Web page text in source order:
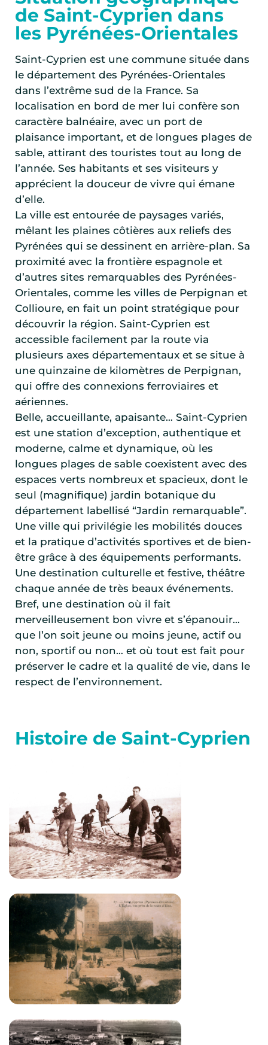
de Saint-Cyprien dans
les Pyrénées-Orientales
Saint-Cyprien est une commune située dans
le département des Pyrénées-Orientales
dans l’extrême sud de la France. Sa
localisation en bord de mer lui confère son
caractère balnéaire, avec un port de
plaisance important, et de longues plages de
sable, attirant des touristes tout au long de
l’année. Ses habitants et ses visiteurs y
apprécient la douceur de vivre qui émane
d’elle.
La ville est entourée de paysages variés,
mêlant les plaines côtières aux reliefs des
Pyrénées qui se dessinent en arrière-plan. Sa
proximité avec la frontière espagnole et
d’autres sites remarquables des Pyrénées-
Orientales, comme les villes de Perpignan et
Collioure, en fait un point stratégique pour
découvrir la région. Saint-Cyprien est
accessible facilement par la route via
plusieurs axes départementaux et se situe à
une quinzaine de kilomètres de Perpignan,
qui offre des connexions ferroviaires et
aériennes.
Belle, accueillante, apaisante… Saint-Cyprien
est une station d’exception, authentique et
moderne, calme et dynamique, où les
longues plages de sable coexistent avec des
espaces verts nombreux et spacieux, dont le
seul (magnifique) jardin botanique du
département labellisé “Jardin remarquable”.
Une ville qui privilégie les mobilités douces
et la pratique d’activités sportives et de bien-
être grâce à des équipements performants.
Une destination culturelle et festive, théâtre
chaque année de très beaux événements.
Bref, une destination où il fait
merveilleusement bon vivre et s’épanouir…
que l’on soit jeune ou moins jeune, actif ou
non, sportif ou non… et où tout est fait pour
préserver le cadre et la qualité de vie, dans le
respect de l’environnement.
Histoire de Saint-Cyprien